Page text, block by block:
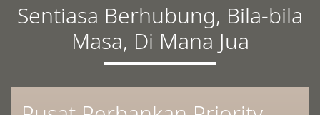
Sentiasa Berhubung, Bila-bila
Masa, Di Mana Jua